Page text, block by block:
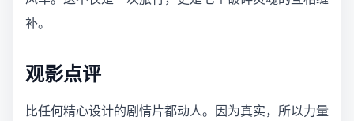
补。
观影点评
比任何精心设计的剧情片都动人。因为真实，所以力量